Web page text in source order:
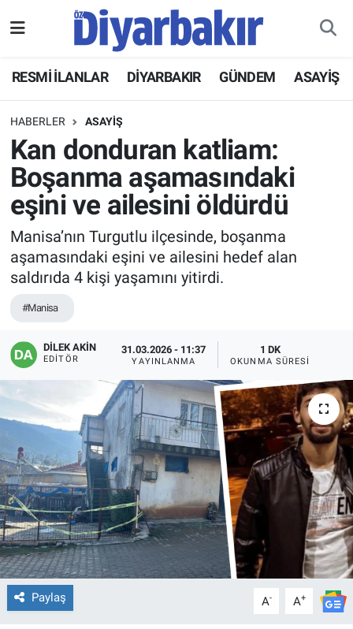
RESMİ İLANLAR DİYARBAKIR GÜNDEM ASAYİŞ
HABERLER ASAYİŞ
Kan donduran katliam:
Boşanma aşamasındaki
eşini ve ailesini öldürdü
Manisa’nın Turgutlu ilçesinde, boşanma
aşamasındaki eşini ve ailesini hedef alan
saldırıda 4 kişi yaşamını yitirdi.
#Manisa
DİLEK AKİN
EDITÖR
31.03.2026 - 11:37
YAYINLANMA
1 DK
OKUNMA SÜRESI
Paylaş A- A+
ASAYİŞ
DİYARBAKIR
EKONOMİ
BÖLGE
DÜNYA
KÜLTÜR SANAT
EĞİTİM
ÖZEL HABER
POLİTİKA
SAĞLIK
SPOR
TEKNOLOJİ
Hava Durumu
Namaz Vakitleri
Trafik Durumu
Tüm Manşetler
Son Dakika Haberleri
Haber Arşivi